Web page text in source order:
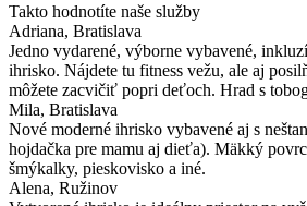
Takto hodnotíte naše služby
Adriana, Bratislava
Jedno vydarené, výborne vybavené,
ihrisko. Nájdete tu fitness vežu, ale aj
môžete zacvičiť popri deťoch. Hrad s
Mila, Bratislava
Nové moderné ihrisko vybavené aj s
hojdačka pre mamu aj dieťa). Mäkký
šmýkalky, pieskovisko a iné.
Alena, Ružinov